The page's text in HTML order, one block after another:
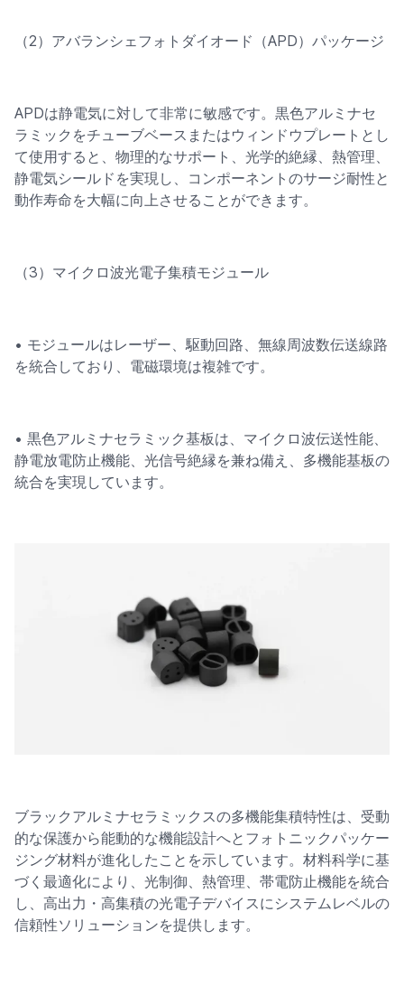
（2）アバランシェフォトダイオード（APD）パッケージ
APDは静電気に対して非常に敏感です。黒色アルミナセ
ラミックをチューブベースまたはウィンドウプレートとし
て使用すると、物理的なサポート、光学的絶縁、熱管理、
静電気シールドを実現し、コンポーネントのサージ耐性と
動作寿命を大幅に向上させることができます。
（3）マイクロ波光電子集積モジュール
• モジュールはレーザー、駆動回路、無線周波数伝送線路
を統合しており、電磁環境は複雑です。
• 黒色アルミナセラミック基板は、マイクロ波伝送性能、
静電放電防止機能、光信号絶縁を兼ね備え、多機能基板の
統合を実現しています。
ブラックアルミナセラミックスの多機能集積特性は、受動
的な保護から能動的な機能設計へとフォトニックパッケー
ジング材料が進化したことを示しています。材料科学に基
づく最適化により、光制御、熱管理、帯電防止機能を統合
し、高出力・高集積の光電子デバイスにシステムレベルの
信頼性ソリューションを提供します。